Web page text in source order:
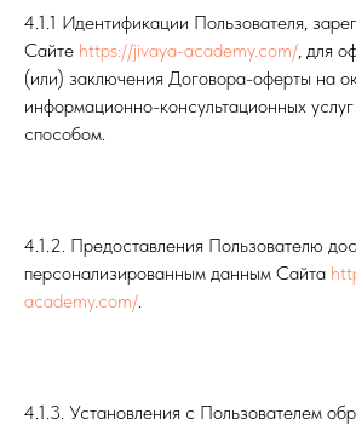
4.1.1 Идентификации Пользователя,
Сайте https://jivaya-academy.com/, для
(или) заключения Договора-оферты на
информационно-консультационных
способом.
4.1.2. Предоставления Пользователю
персонализированным данным Сайта
academy.com/.
4.1.3. Установления с Пользователем